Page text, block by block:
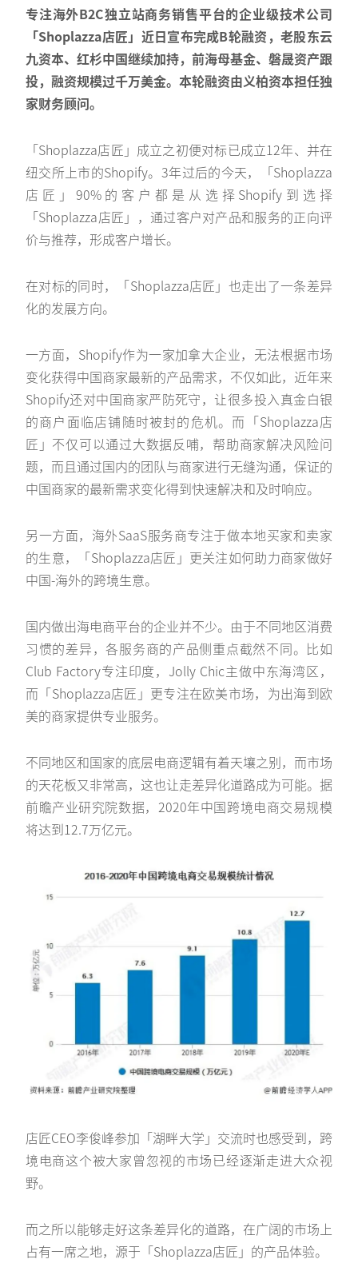
专注海外B2C独立站商务销售平台的企业级技术公司
「Shoplazza店匠」近日宣布完成B轮融资，老股东云
九资本、红杉中国继续加持，前海母基金、磐晟资产跟
投，融资规模过千万美金。本轮融资由义柏资本担任独
家财务顾问。
「Shoplazza店匠」成立之初便对标已成立12年、并在
纽交所上市的Shopify。3年过后的今天，「Shoplazza
店匠」90%的客户都是从选择Shopify到选择
「Shoplazza店匠」，通过客户对产品和服务的正向评
价与推荐，形成客户增长。
在对标的同时，「Shoplazza店匠」也走出了一条差异
化的发展方向。
一方面，Shopify作为一家加拿大企业，无法根据市场
变化获得中国商家最新的产品需求，不仅如此，近年来
Shopify还对中国商家严防死守，让很多投入真金白银
的商户面临店铺随时被封的危机。而「Shoplazza店
匠」不仅可以通过大数据反哺，帮助商家解决风险问
题，而且通过国内的团队与商家进行无缝沟通，保证的
中国商家的最新需求变化得到快速解决和及时响应。
另一方面，海外SaaS服务商专注于做本地买家和卖家
的生意，「Shoplazza店匠」更关注如何助力商家做好
中国-海外的跨境生意。
国内做出海电商平台的企业并不少。由于不同地区消费
习惯的差异，各服务商的产品侧重点截然不同。比如
Club Factory专注印度，Jolly Chic主做中东海湾区，
而「Shoplazza店匠」更专注在欧美市场，为出海到欧
美的商家提供专业服务。
不同地区和国家的底层电商逻辑有着天壤之别，而市场
的天花板又非常高，这也让走差异化道路成为可能。据
前瞻产业研究院数据，2020年中国跨境电商交易规模
将达到12.7万亿元。
店匠CEO李俊峰参加「湖畔大学」交流时也感受到，跨
境电商这个被大家曾忽视的市场已经逐渐走进大众视
野。
而之所以能够走好这条差异化的道路，在广阔的市场上
占有一席之地，源于「Shoplazza店匠」的产品体验。